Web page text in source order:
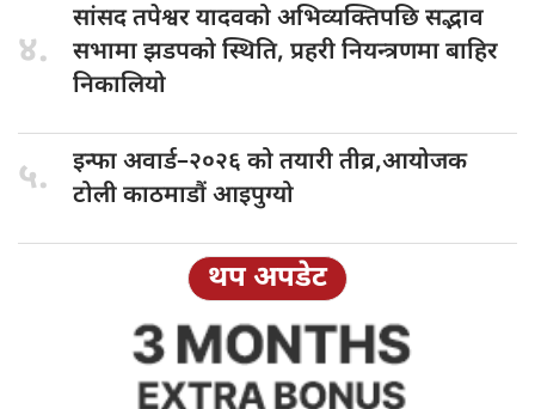
४.
सांसद तपेश्वरयादवको अभिव्यक्तिपछि सद्भाव
सभामा झडपको स्थिति, प्रहरी नियन्त्रणमा बाहिर
निकालियो
५. इन्फा अवार्ड–२०२६ को तयारी तीव्र,आयोजक
टोली काठमाडौं आइपुग्यो
थप अपडेट